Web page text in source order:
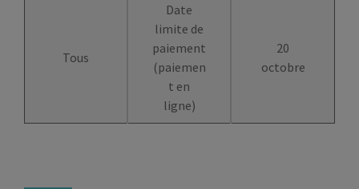
Tous
Date
limite de
paiement
(paiemen
t en
ligne)
20
octobre